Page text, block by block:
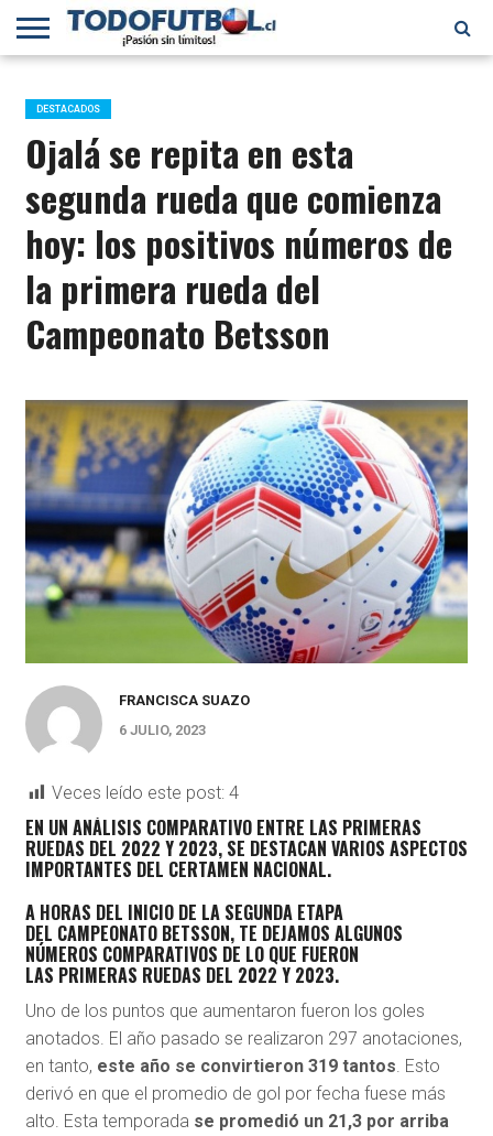
PRIMERA
B
SELECCIÓN
CHILENA
CHILENOS
EN EL
MUNDO
FÚTBOL
INTERNACIONAL
DESTACADOS
Ojalá se repita en esta
segunda rueda que comienza
hoy: los positivos números de
la primera rueda del
Campeonato Betsson
FRANCISCA SUAZO
6 JULIO, 2023
Veces leído este post: 4
EN UN ANÁLISIS COMPARATIVO ENTRE LAS PRIMERAS
RUEDAS DEL 2022 Y 2023, SE DESTACAN VARIOS ASPECTOS
IMPORTANTES DEL CERTAMEN NACIONAL.
A HORAS DEL INICIO DE LA SEGUNDA ETAPA
DEL CAMPEONATO BETSSON, TE DEJAMOS ALGUNOS
NÚMEROS COMPARATIVOS DE LO QUE FUERON
LAS PRIMERAS RUEDAS DEL 2022 Y 2023.
Uno de los puntos que aumentaron fueron los goles
anotados. El año pasado se realizaron 297 anotaciones,
en tanto, este año se convirtieron 319 tantos. Esto
derivó en que el promedio de gol por fecha fuese más
alto. Esta temporada se promedió un 21,3 por arriba